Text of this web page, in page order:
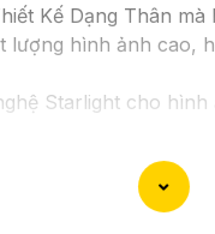
Kế Dạng Thân mà
lượng hình ảnh
Starlight cho
có khả năng
trước khi lựa